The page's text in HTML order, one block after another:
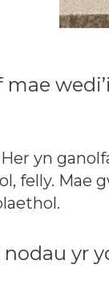
mae
yn
felly. Mae
nodau yr